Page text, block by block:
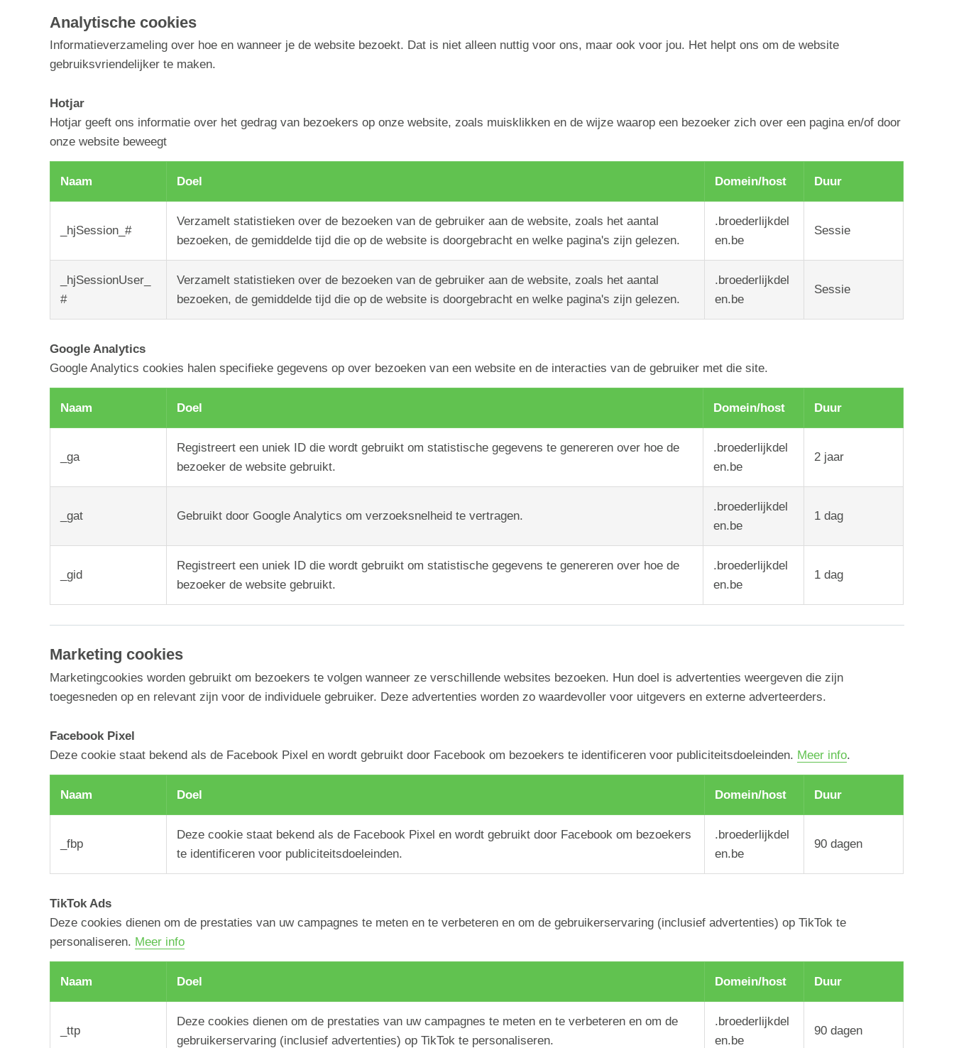
Analytische cookies
Informatieverzameling over hoe en wanneer je de website bezoekt. Dat is niet alleen nuttig voor ons, maar ook voor jou. Het helpt ons om de website
gebruiksvriendelijker te maken.
Hotjar
Hotjar geeft ons informatie over het gedrag van bezoekers op onze website, zoals muisklikken en de wijze waarop een bezoeker zich over een pagina en/of door
onze website beweegt
Naam Doel Domein/host Duur
_hjSession_#
Verzamelt statistieken over de bezoeken van de gebruiker aan de website, zoals het aantal
bezoeken, de gemiddelde tijd die op de website is doorgebracht en welke pagina's zijn gelezen.
.broederlijkdel
en.be
Sessie
_hjSessionUser_
#
Verzamelt statistieken over de bezoeken van de gebruiker aan de website, zoals het aantal
bezoeken, de gemiddelde tijd die op de website is doorgebracht en welke pagina's zijn gelezen.
.broederlijkdel
en.be
Sessie
Google Analytics
Google Analytics cookies halen specifieke gegevens op over bezoeken van een website en de interacties van de gebruiker met die site.
Naam Doel Domein/host Duur
_ga
Registreert een uniek ID die wordt gebruikt om statistische gegevens te genereren over hoe de
bezoeker de website gebruikt.
.broederlijkdel
en.be
2 jaar
_gat Gebruikt door Google Analytics om verzoeksnelheid te vertragen.
.broederlijkdel
en.be
1 dag
_gid
Registreert een uniek ID die wordt gebruikt om statistische gegevens te genereren over hoe de
bezoeker de website gebruikt.
.broederlijkdel
en.be
1 dag
Marketing cookies
Marketingcookies worden gebruikt om bezoekers te volgen wanneer ze verschillende websites bezoeken. Hun doel is advertenties weergeven die zijn
toegesneden op en relevant zijn voor de individuele gebruiker. Deze advertenties worden zo waardevoller voor uitgevers en externe adverteerders.
Facebook Pixel
Deze cookie staat bekend als de Facebook Pixel en wordt gebruikt door Facebook om bezoekers te identificeren voor publiciteitsdoeleinden. Meer info.
Naam Doel Domein/host Duur
_fbp
Deze cookie staat bekend als de Facebook Pixel en wordt gebruikt door Facebook om bezoekers
te identificeren voor publiciteitsdoeleinden.
.broederlijkdel
en.be
90 dagen
TikTok Ads
Deze cookies dienen om de prestaties van uw campagnes te meten en te verbeteren en om de gebruikerservaring (inclusief advertenties) op TikTok te
personaliseren. Meer info
Naam Doel Domein/host Duur
_ttp
Deze cookies dienen om de prestaties van uw campagnes te meten en te verbeteren en om de
gebruikerservaring (inclusief advertenties) op TikTok te personaliseren.
.broederlijkdel
en.be
90 dagen